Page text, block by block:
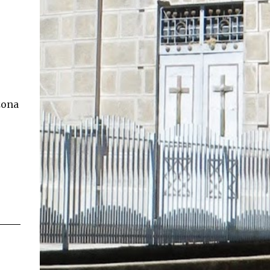
En concreto, las personas podrán acceder a
su carnet y/o pasaporte en una aplicación
móvil del Registro Civil, la cual estará
disponible en iOS y Android. El director del
Registro Civil, Omar Morales, detalló que
"quien renueve a partir del 16 de diciembre,
va a poder sacar cédula de identidad digital
y pasaporte digital. Van a tener la
funcionalidad en su celular a partir de una
app especial, que va a permitir que a través
de pruebas de vida se asegure que la
persona es quien dice ser". Morales también
detalló, en el matinal "Mucho Gusto" de
Mega, las importantes medidas de
seguridad ...